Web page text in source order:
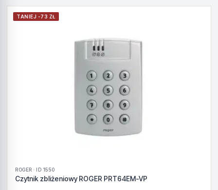
TANIEJ -73 ZŁ
ROGER · ID 1550
Czytnik zbliżeniowy ROGER PRT64EM-VP